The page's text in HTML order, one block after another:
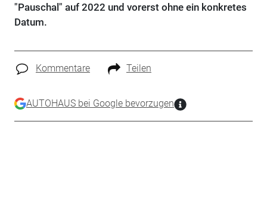
"Pauschal" auf 2022 und vorerst ohne ein konkretes
Datum.
Kommentare Teilen
AUTOHAUS bei Google bevorzugen